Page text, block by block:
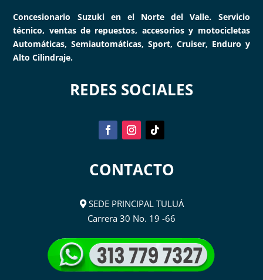
Concesionario Suzuki en el Norte del Valle. Servicio
técnico, ventas de repuestos, accesorios y motocicletas
Automáticas, Semiautomáticas, Sport, Cruiser, Enduro y
Alto Cilindraje.
REDES SOCIALES
CONTACTO
SEDE PRINCIPAL TULUÁ
Carrera 30 No. 19 -66